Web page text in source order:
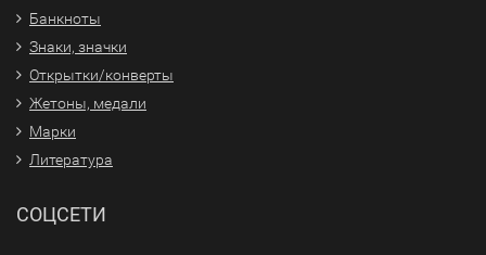
Банкноты
Знаки, значки
Открытки/конверты
Жетоны, медали
Марки
Литература
СОЦСЕТИ